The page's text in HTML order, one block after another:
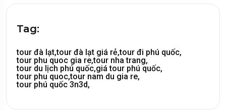
Tag:
tour đà lạt,tour đà lạt giá rẻ,tour đi phú quốc,
tour phu quoc gia re,tour nha trang,
tour du lịch phú quốc,giá tour phú quốc,
tour phu quoc,tour nam du gia re,
tour phú quốc 3n3d,